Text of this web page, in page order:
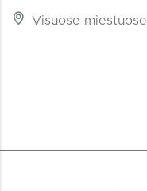
Visuose miestuose